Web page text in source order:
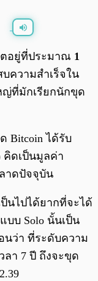
ตอยู่ที่ประมาณ 1
ความสำเร็จใน
ญ่ที่มักเรียกนักขุด
Bitcoin ได้รับ
คิดเป็นมูลค่า
าดปัจจุบัน
นไปได้ยากที่จะได้
บบ Solo นั้นเป็น
นว่า ที่ระดับความ
ลา 7 ปี ถึงจะขุด